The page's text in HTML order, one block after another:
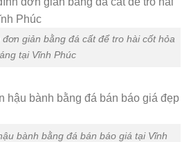
giản bằng đá cất để tro hài cốt hỏa
tại Vĩnh Phúc
bành bằng đá bán báo giá tại Vĩnh